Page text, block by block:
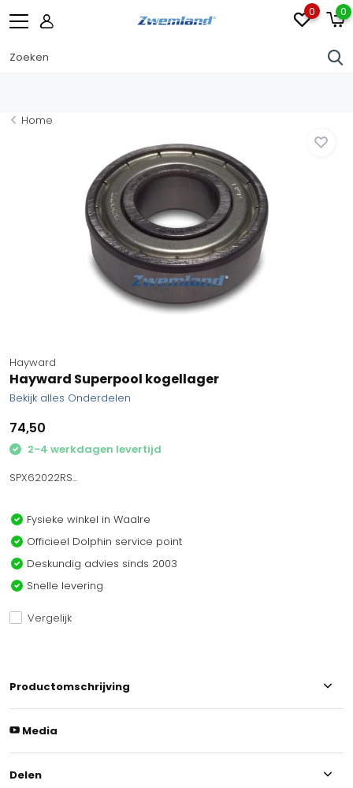
0 0
Home
Hayward
Hayward Superpool kogellager
Bekijk alles Onderdelen
74,50
2-4 werkdagen levertijd
SPX62022RS...
Fysieke winkel in Waalre
Officieel Dolphin service point
Deskundig advies sinds 2003
Snelle levering
Vergelijk
Productomschrijving
Media
Delen